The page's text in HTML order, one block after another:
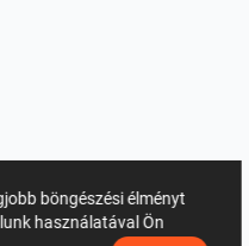
böngészési élményt
használatával Ön